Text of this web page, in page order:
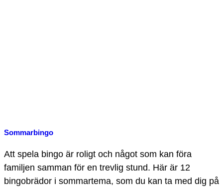
Sommarbingo
Att spela bingo är roligt och något som kan föra
familjen samman för en trevlig stund. Här är 12
bingobrädor i sommartema, som du kan ta med dig på